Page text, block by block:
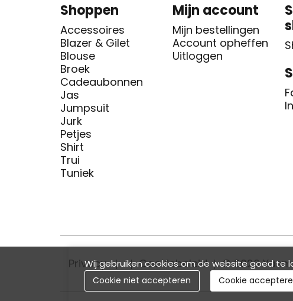
Shoppen
Accessoires
Blazer & Gilet
Blouse
Broek
Cadeaubonnen
Jas
Jumpsuit
Jurk
Petjes
Shirt
Trui
Tuniek
Mijn account
Mijn bestellingen
Account opheffen
Uitloggen
Privacy Cookiebeleid © 2026
Wij gebruiken cookies om de website goed